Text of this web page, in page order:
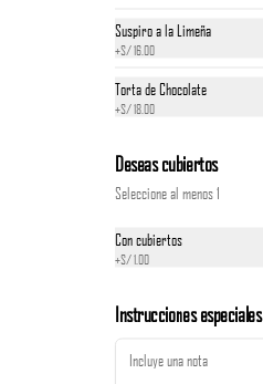
Cebiche Chalaquito
incluyen impuestos de ley y recargo al consumo.
Cebiche de Conchas Negras
Nos llegan diarias de puerto pizarro
*Nuestros precios están expresados en soles e
Suspiro a la Limeña
+S/ 16.00
Torta de Chocolate
+S/ 18.00
Deseas cubiertos
Seleccione al menos 1
Con cubiertos
+S/ 1.00
Instrucciones especiales